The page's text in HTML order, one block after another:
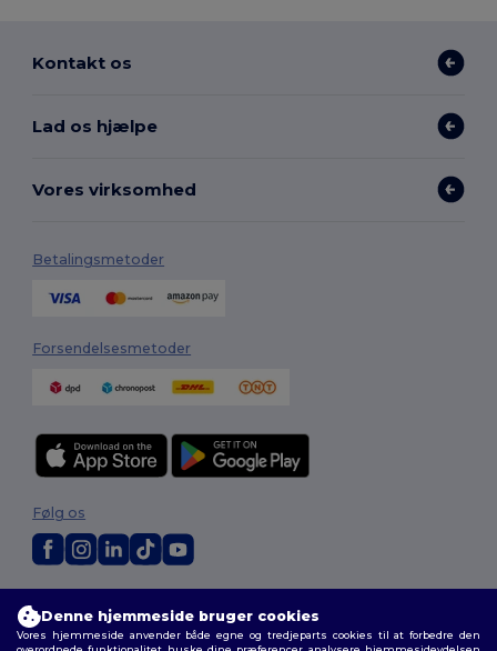
Kontakt os
Lad os hjælpe
Vores virksomhed
Betalingsmetoder
Forsendelsesmetoder
Vilkår og Betingelser|Tilpasset politik |Fortrolighedspolitik
cookies|Sitemap
Følg os
Denne hjemmeside bruger cookies
Vores hjemmeside anvender både egne og tredjeparts cookies til at forbedre den